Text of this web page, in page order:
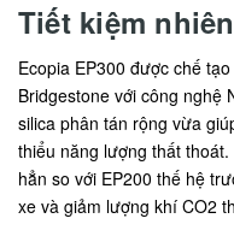
Tiết kiệm
Ecopia EP300 được chế
Bridgestone với công
silica phân tán rộng vừa
thiểu năng lượng thất
hẳn so với EP200 thế hệ
xe và giảm lượng khí CO2